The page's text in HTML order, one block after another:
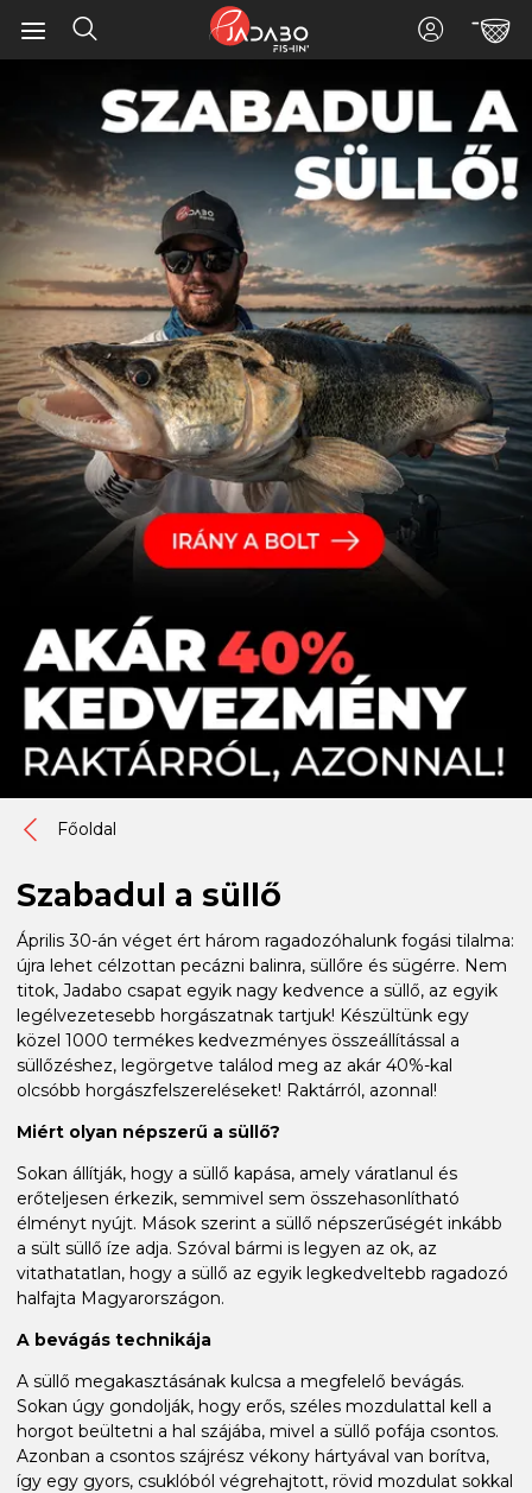
Főoldal
Szabadul a süllő
Április 30-án véget ért három ragadozóhalunk fogási tilalma:
újra lehet célzottan pecázni balinra, süllőre és sügérre. Nem
titok, Jadabo csapat egyik nagy kedvence a süllő, az egyik
legélvezetesebb horgászatnak tartjuk! Készültünk egy
közel 1000 termékes kedvezményes összeállítással a
süllőzéshez, legörgetve találod meg az akár 40%-kal
olcsóbb horgászfelszereléseket! Raktárról, azonnal!
Miért olyan népszerű a süllő?
Sokan állítják, hogy a süllő kapása, amely váratlanul és
erőteljesen érkezik, semmivel sem összehasonlítható
élményt nyújt. Mások szerint a süllő népszerűségét inkább
a sült süllő íze adja. Szóval bármi is legyen az ok, az
vitathatatlan, hogy a süllő az egyik legkedveltebb ragadozó
halfajta Magyarországon.
A bevágás technikája
A süllő megakasztásának kulcsa a megfelelő bevágás.
Sokan úgy gondolják, hogy erős, széles mozdulattal kell a
horgot beültetni a hal szájába, mivel a süllő pofája csontos.
Azonban a csontos szájrész vékony hártyával van borítva,
így egy gyors, csuklóból végrehajtott, rövid mozdulat sokkal